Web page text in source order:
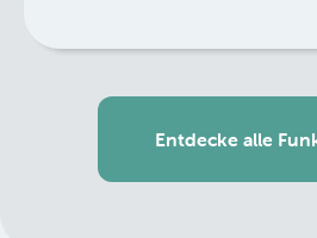
Entdecke alle